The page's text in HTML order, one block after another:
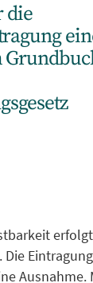
die
Ausnahme.